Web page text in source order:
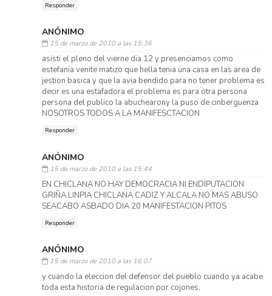
Responder
ANÓNIMO
15 de marzo de 2010 a las 15:36
asisti el pleno del vierne dia 12 y presenciamos como
estefania venite matizo que hella tenia una casa en las area de
jestion basica y que la avia bendido para no tener problema es
decir es una estafadora el problema es para otra persona
persona del publico la abuchearony la puso de cinberguenza
NOSOTROS TODOS A LA MANIFESCTACION
Responder
ANÓNIMO
15 de marzo de 2010 a las 15:44
EN CHICLANA NO HAY DEMOCRACIA NI ENDIPUTACION
GRIÑA LINPIA CHICLANA CADIZ Y ALCALA NO MAS ABUSO
SEACABO ASBADO DIA 20 MANIFESTACION PITOS
Responder
ANÓNIMO
15 de marzo de 2010 a las 16:07
y cuando la eleccion del defensor del pueblo cuando ya acabe
toda esta historia de regulacion por cojones.